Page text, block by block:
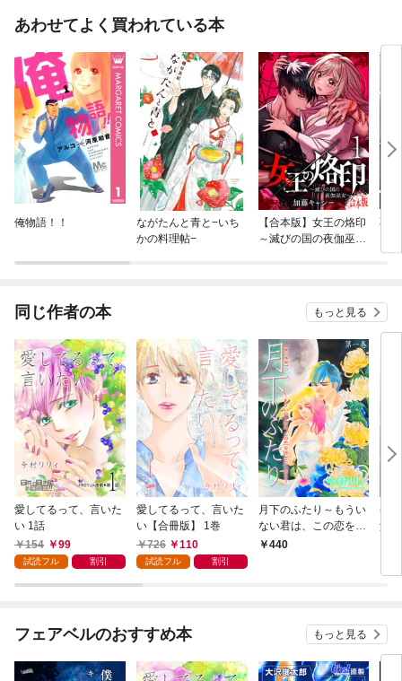
あわせてよく買われている本
俺物語！！
ながたんと青と−いち
かの料理帖−
【合本版】女王の烙印
～滅びの国の夜伽巫女
不
同じ作者の本 もっと見る
愛してるって、言いた
い 1話
154
99
試読フル 割引
愛してるって、言いた
い【合冊版】 1巻
726
110
試読フル 割引
月下のふたり～もうい
ない君は、この恋を許
さないだろう～【単行
440
ゆ
父
フェアベルのおすすめ本 もっと見る